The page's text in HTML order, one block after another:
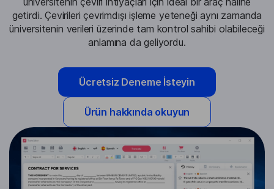
getirdi. Çevirileri çevrimdışı işleme yeteneği aynı zamanda
üniversitenin verileri üzerinde tam kontrol sahibi olabileceği
anlamına da geliyordu.
Ücretsiz Deneme İsteyin
Ürün hakkında okuyun